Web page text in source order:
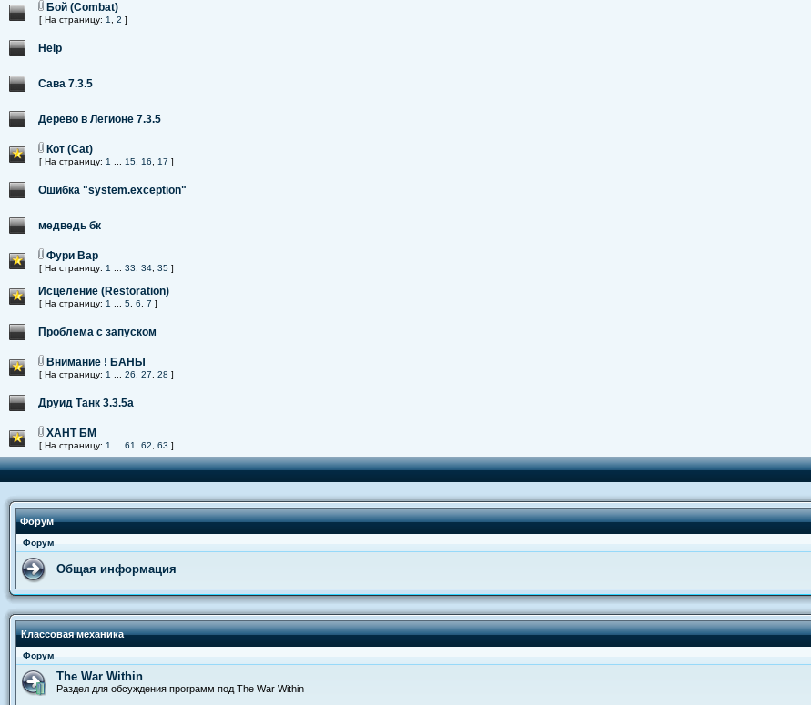
Бой (Combat)
[ На страницу: 1 2 ]
Help
Сава 7.3.5
Дерево в Легионе 7.3.5
Кот (Cat)
[ На страницу: 1 15 16 17 ]
Ошибка "system.exception"
медведь бк
Фури Вар
[ На страницу: 1 33 34 35 ]
Исцеление (Restoration)
[ На страницу: 1 5 6 7 ]
Проблема с запуском
Внимание ! БАНЫ
[ На страницу: 1 26 27 28 ]
Друид Танк 3.3.5a
ХАНТ БМ
[ На страницу: 1 61 62 63 ]
Форум
Форум
Общая информация
Классовая механика
Форум
The War Within
Раздел для обсуждения программ под The War Within